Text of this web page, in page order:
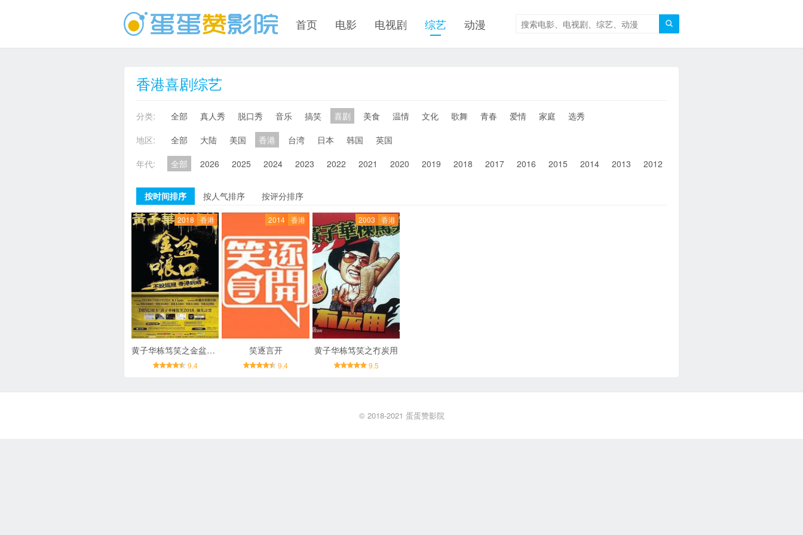

首页 电影 电视剧 综艺 动漫
香港喜剧综艺
分类: 全部 真人秀 脱口秀 音乐 搞笑 喜剧 美食 温情 文化 歌舞 青春 爱情 家庭
选秀
地区:
全部 大陆 美国 香港 台湾 日本 韩国
英国
年代:
全部 2026 2025 2024 2023 2022 2021 2020 2019 2018 2017 2016 2015 2014 2013 2012
按时间排序 按人气排序 按评分排序
2018 香港
黄子华栋笃笑之金盆啷口
9.4
2014 香港
笑逐言开
9.4
2003 香港
黄子华栋笃笑之冇炭用
9.5
© 2018-2021 蛋蛋赞影院